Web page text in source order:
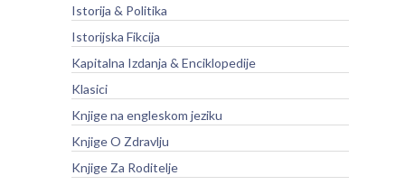
Istorija & Politika
Istorijska Fikcija
Kapitalna Izdanja & Enciklopedije
Klasici
Knjige na engleskom jeziku
Knjige O Zdravlju
Knjige Za Roditelje